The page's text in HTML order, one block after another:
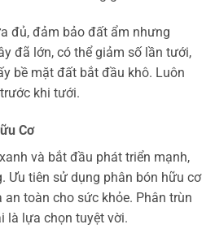
đủ, đảm bảo đất ẩm nhưng
đã lớn, có thể giảm số lần tưới,
bề mặt đất bắt đầu khô. Luôn
khi tưới.
Cơ
và bắt đầu phát triển mạnh,
Ưu tiên sử dụng phân bón hữu cơ
toàn cho sức khỏe. Phân trùn
là lựa chọn tuyệt vời.